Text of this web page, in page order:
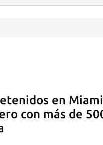
en
con más de